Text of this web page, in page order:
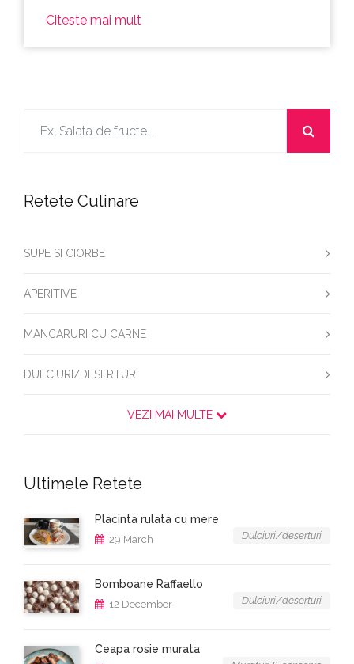
Citeste mai mult
Retete Culinare
SUPE SI CIORBE
APERITIVE
MANCARURI CU CARNE
DULCIURI/DESERTURI
VEZI MAI MULTE
Ultimele Retete
Placinta rulata cu mere
29 March Dulciuri/deserturi
Bomboane Raffaello
12 December Dulciuri/deserturi
Ceapa rosie murata